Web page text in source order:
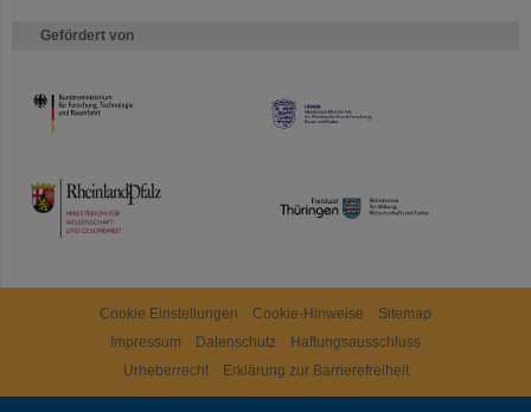
Gefördert von
HMWK
TMWWDG
Cookie Einstellungen Cookie-Hinweise
Sitemap
Impressum
Datenschutz
Haftungsausschluss
Urheberrecht
Erklärung zur Barrierefreiheit